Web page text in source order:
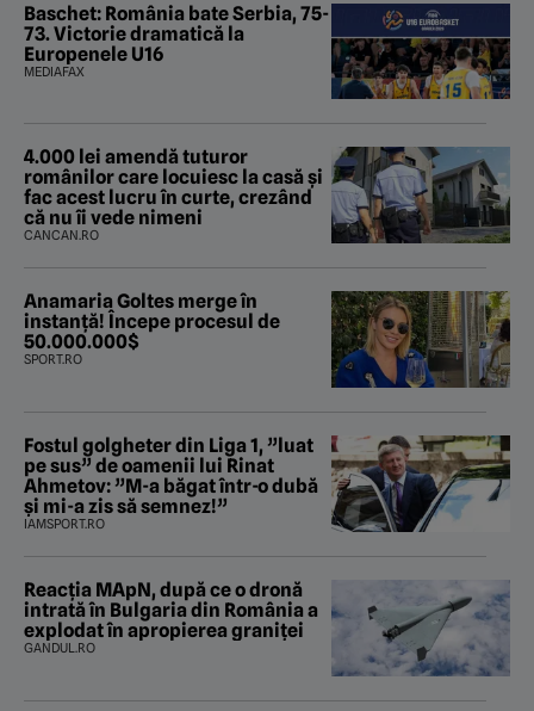
Baschet: România bate Serbia, 75-
73. Victorie dramatică la
Europenele U16
MEDIAFAX
4.000 lei amendă tuturor
românilor care locuiesc la casă și
fac acest lucru în curte, crezând
că nu îi vede nimeni
CANCAN.RO
Anamaria Goltes merge în
instanță! Începe procesul de
50.000.000$
SPORT.RO
Fostul golgheter din Liga 1, ”luat
pe sus” de oamenii lui Rinat
Ahmetov: ”M-a băgat într-o dubă
și mi-a zis să semnez!”
IAMSPORT.RO
Reacția MApN, după ce o dronă
intrată în Bulgaria din România a
explodat în apropierea graniței
GANDUL.RO